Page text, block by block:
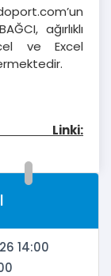
ağırlıklı
ve Excel
Linki:
14:00